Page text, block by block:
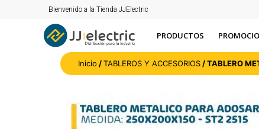
Bienvenido a la Tienda JJElectric
PRODUCTOS
Inicio /TABLEROS Y ACCESORIOS / TABLERO